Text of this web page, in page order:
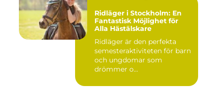
Ridläger i Stockholm: En
Fantastisk Möjlighet för
Alla Hästälskare
Ridläger är den perfekta
semesteraktiviteten för barn
och ungdomar som
drömmer o...